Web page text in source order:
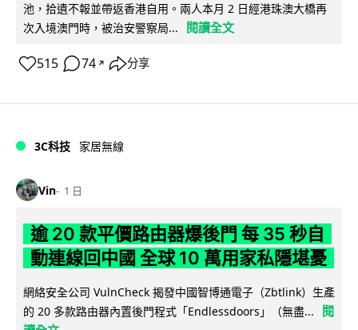
池，拾遺不報並帶返香港自用。兩人本月 2 日經港珠澳大橋再
次入境澳門時，被治安警察局...
閱讀全文
515 74 ↗ 分享
3C科技 家居無線
Vin 1 日
逾 20 款平價路由器爆後門 每 35 秒自
動連線回中國 全球 10 萬用家私隱堪憂
網絡安全公司 VulnCheck 揭發中國智博通電子（Zbtlink）生產
的 20 多款路由器內置後門程式「Endlessdoors」（無盡...
閱